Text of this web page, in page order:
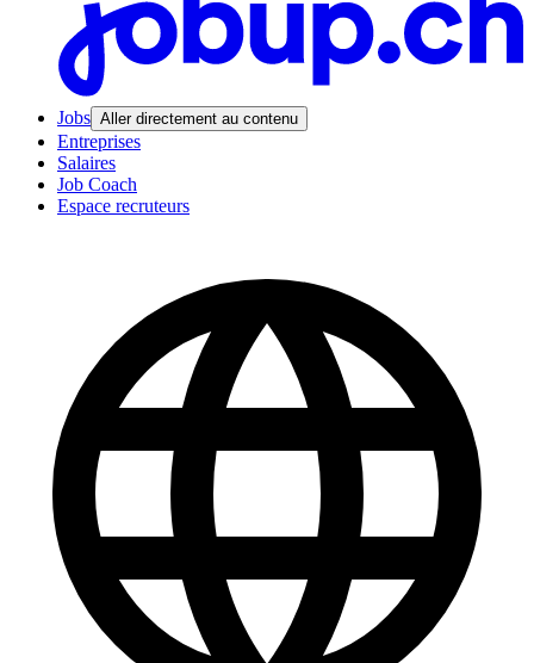
Jobs Aller directement au contenu
Entreprises
Salaires
Job Coach
Espace recruteurs